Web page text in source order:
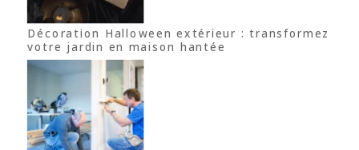
Décoration Halloween extérieur : transformez
votre jardin en maison hantée